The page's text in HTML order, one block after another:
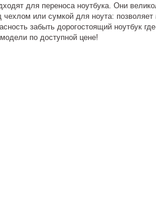
для переноса ноутбука. Они
или сумкой для ноута:
забыть дорогостоящий ноутбук
по доступной цене!